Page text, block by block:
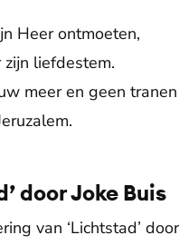
Heer ontmoeten,
liefdestem.
meer en geen tranen
door Joke Buis
van ‘Lichtstad’